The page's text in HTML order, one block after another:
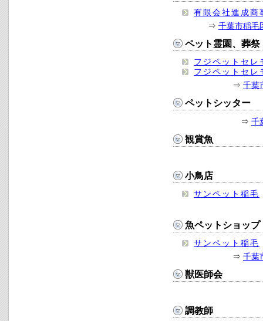
有限会社進成商
⇒ 千葉市稲毛
ペット霊園、葬祭
フジペットセレ
フジペットセレ
⇒ 千葉
ペットシッター
⇒ 千
観賞魚
小鳥店
サンペット稲毛
魚ペットショップ
サンペット稲毛
⇒ 千葉
獣医師会
調教師